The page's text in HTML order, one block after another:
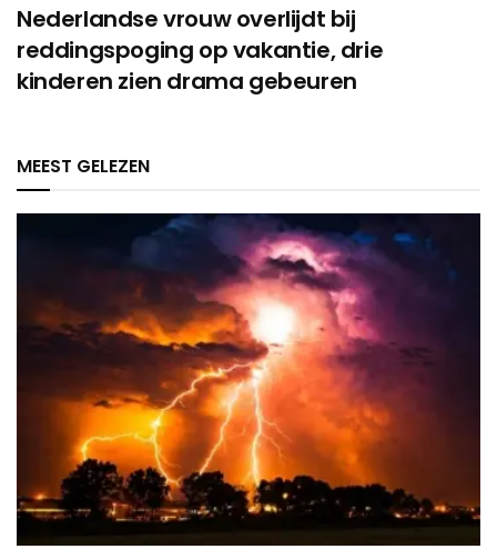
Nederlandse vrouw overlijdt bij
reddingspoging op vakantie, drie
kinderen zien drama gebeuren
MEEST GELEZEN